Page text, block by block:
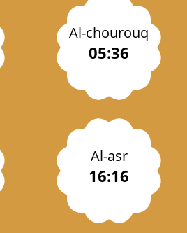
Al-chourouq
05:36
Al-asr
16:16